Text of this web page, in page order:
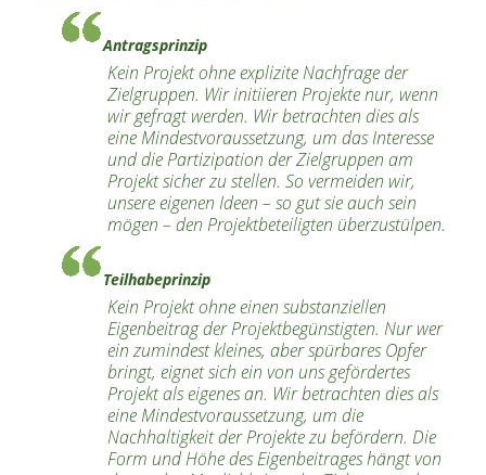
Antragsprinzip
Kein Projekt ohne explizite Nachfrage der
Zielgruppen. Wir initiieren Projekte nur, wenn
wir gefragt werden. Wir betrachten dies als
eine Mindestvoraussetzung, um das Interesse
und die Partizipation der Zielgruppen am
Projekt sicher zu stellen. So vermeiden wir,
unsere eigenen Ideen – so gut sie auch sein
mögen – den Projektbeteiligten überzustülpen.
Teilhabeprinzip
Kein Projekt ohne einen substanziellen
Eigenbeitrag der Projektbegünstigten. Nur wer
ein zumindest kleines, aber spürbares Opfer
bringt, eignet sich ein von uns gefördertes
Projekt als eigenes an. Wir betrachten dies als
eine Mindestvoraussetzung, um die
Nachhaltigkeit der Projekte zu befördern. Die
Form und Höhe des Eigenbeitrages hängt von